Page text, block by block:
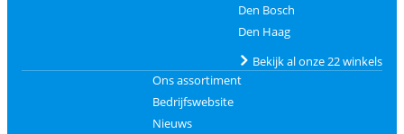
Den Bosch
Den Haag
Bekijk al onze 22 winkels
Ons assortiment
Bedrijfswebsite
Nieuws